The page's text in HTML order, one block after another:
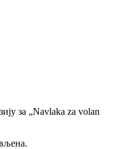
за „Navlaka za volan